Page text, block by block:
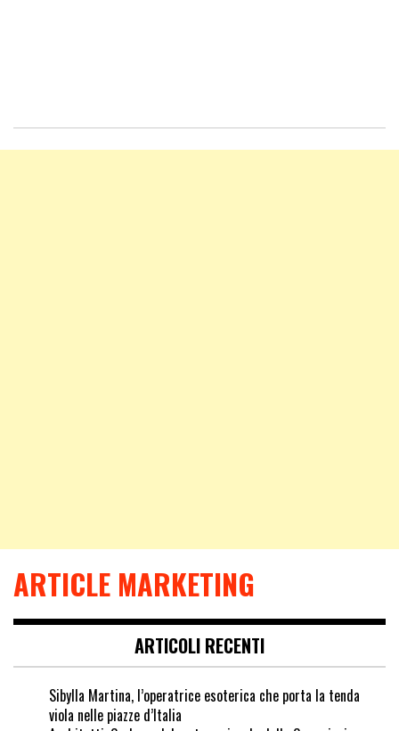
ARTICLE MARKETING
ARTICOLI RECENTI
Sibylla Martina, l’operatrice esoterica che porta la tenda
viola nelle piazze d’Italia